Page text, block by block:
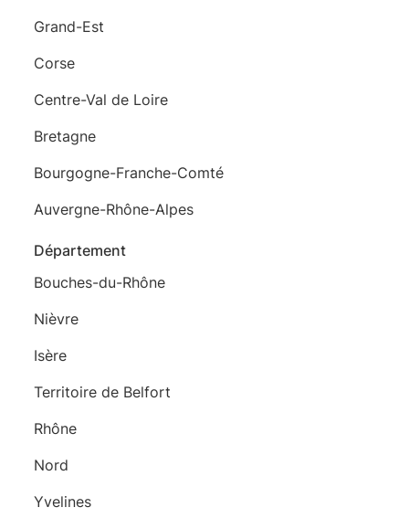
Grand-Est
Corse
Centre-Val de Loire
Bretagne
Bourgogne-Franche-Comté
Auvergne-Rhône-Alpes
Département
Bouches-du-Rhône
Nièvre
Isère
Territoire de Belfort
Rhône
Nord
Yvelines